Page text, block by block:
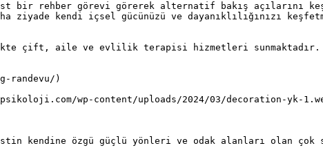
bir rehber görevi görerek alternatif bakış açılarını
ziyade kendi içsel gücünüzü ve dayanıklılığınızı
çift, aile ve evlilik terapisi hizmetleri sunmaktadır.
randevu/)
wp-content/uploads/2024/03/decoration-yk-
kendine özgü güçlü yönleri ve odak alanları olan çok